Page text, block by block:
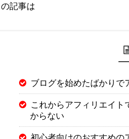
記事は
ブログを始めたばかりで
これからアフィリエイト
からない